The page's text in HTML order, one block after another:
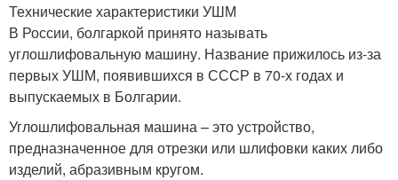
Технические характеристики УШМ
В России, болгаркой принято называть
углошлифовальную машину. Название прижилось из-за
первых УШМ, появившихся в СССР в 70-х годах и
выпускаемых в Болгарии.
Углошлифовальная машина – это устройство,
предназначенное для отрезки или шлифовки каких либо
изделий, абразивным кругом.